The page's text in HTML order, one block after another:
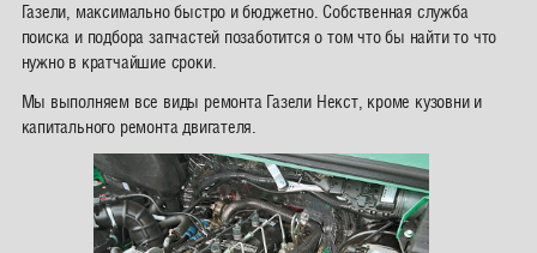
Газели, максимально быстро и бюджетно. Собственная служба
поиска и подбора запчастей позаботится о том что бы найти то что
нужно в кратчайшие сроки.
Мы выполняем все виды ремонта Газели Некст, кроме кузовни и
капитального ремонта двигателя.